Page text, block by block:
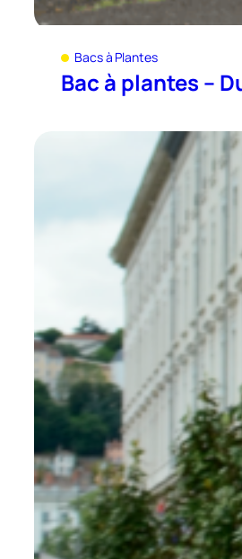
Bacs à Plantes
Bac à plantes –